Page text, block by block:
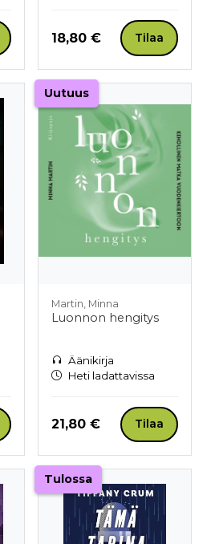
Hinta nyt
18,80 € Tilaa
Uutuus
Martin, Minna
Luonnon hengitys
Äänikirja
Heti ladattavissa
Hinta nyt
21,80 € Tilaa
Tulossa